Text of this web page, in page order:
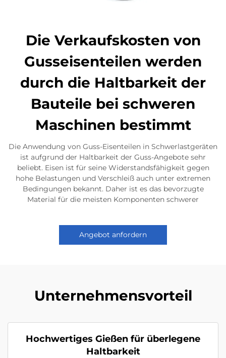
Die Verkaufskosten von
Gusseisenteilen werden
durch die Haltbarkeit der
Bauteile bei schweren
Maschinen bestimmt
Die Anwendung von Guss-Eisenteilen in Schwerlastgeräten
ist aufgrund der Haltbarkeit der Guss-Angebote sehr
beliebt. Eisen ist für seine Widerstandsfähigkeit gegen
hohe Belastungen und Verschleiß auch unter extremen
Bedingungen bekannt. Daher ist es das bevorzugte
Material für die meisten Komponenten schwerer
Angebot anfordern
Unternehmensvorteil
Hochwertiges Gießen für überlegene
Haltbarkeit